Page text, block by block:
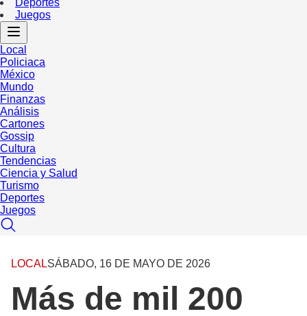
Juegos
Local
Policiaca
México
Mundo
Finanzas
Análisis
Cartones
Gossip
Cultura
Tendencias
Ciencia y Salud
Turismo
Deportes
Juegos
LOCALSÁBADO, 16 DE MAYO DE 2026
Más de mil 200